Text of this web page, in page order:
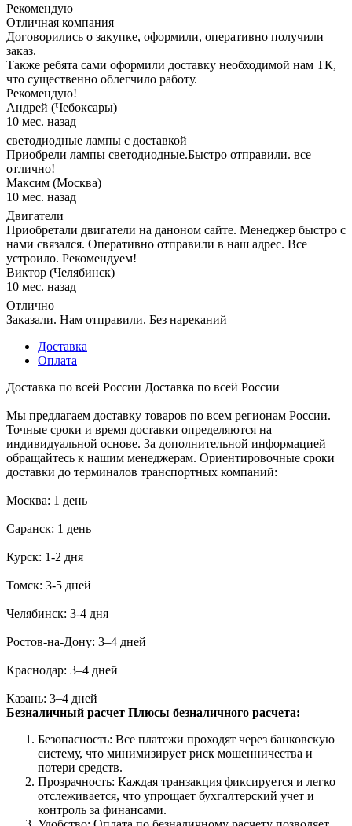
Рекомендую
Отличная компания
Договорились о закупке, оформили, оперативно получили
заказ.
Также ребята сами оформили доставку необходимой нам ТК,
что существенно облегчило работу.
Рекомендую!
Андрей (Чебоксары)
10 мес. назад
светодиодные лампы с доставкой
Приобрели лампы светодиодные.Быстро отправили. все
отлично!
Максим (Москва)
10 мес. назад
Двигатели
Приобретали двигатели на даноном сайте. Менеджер быстро с
нами связался. Оперативно отправили в наш адрес. Все
устроило. Рекомендуем!
Виктор (Челябинск)
10 мес. назад
Отлично
Заказали. Нам отправили. Без нареканий
Доставка
Оплата
Доставка по всей России Доставка по всей России
Мы предлагаем доставку товаров по всем регионам России.
Точные сроки и время доставки определяются на
индивидуальной основе. За дополнительной информацией
обращайтесь к нашим менеджерам. Ориентировочные сроки
доставки до терминалов транспортных компаний:
Москва: 1 день
Саранск: 1 день
Курск: 1-2 дня
Томск: 3-5 дней
Челябинск: 3-4 дня
Ростов-на-Дону: 3–4 дней
Краснодар: 3–4 дней
Казань: 3–4 дней
Безналичный расчет Плюсы безналичного расчета:
Безопасность: Все платежи проходят через банковскую
систему, что минимизирует риск мошенничества и
потери средств.
Прозрачность: Каждая транзакция фиксируется и легко
отслеживается, что упрощает бухгалтерский учет и
контроль за финансами.